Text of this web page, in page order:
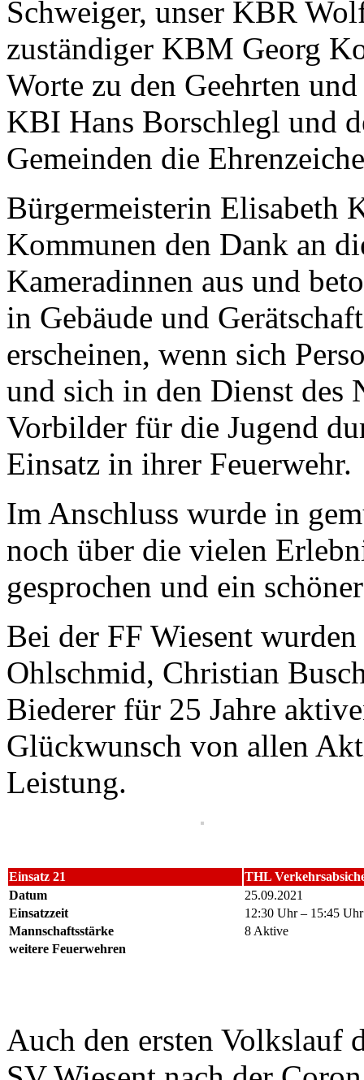
Schweiger, unser KBR
zuständiger KBM Georg
Worte zu den Geehrten
KBI Hans Borschlegl und
Gemeinden die
Bürgermeisterin Elisabeth
Kommunen den Dank an
Kameradinnen aus und
in Gebäude und
erscheinen, wenn sich
und sich in den Dienst des
Vorbilder für die Jugend
Einsatz in ihrer Feuerwehr.
Im Anschluss wurde in
noch über die vielen
gesprochen und ein
Bei der FF Wiesent
Ohlschmid, Christian
Biederer für 25 Jahre
Glückwunsch von allen
Leistung.
Einsatz 21
THL
Datum
25.09.2021
Einsatzzeit
12:30 Uhr – 15:45 Uhr
Mannschaftsstärke
8 Aktive
weitere Feuerwehren
Auch den ersten Volkslauf